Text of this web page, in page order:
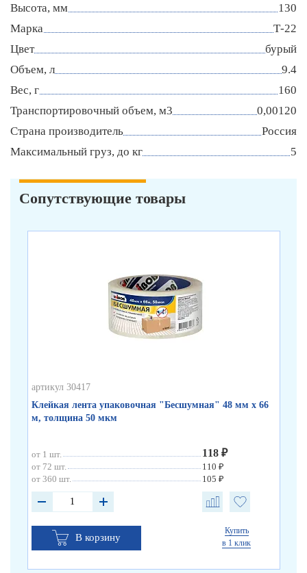
Высота, мм
130
Марка
Т-22
Цвет
бурый
Объем, л
9.4
Вес, г
160
Транспортировочный объем, м3
0,00120
Страна производитель
Россия
Максимальный груз, до кг
5
Сопутствующие товары
артикул 30417
Клейкая лента упаковочная "Бесшумная" 48 мм х 66
м, толщина 50 мкм
от 1 шт. 118 ₽
от 72 шт.
110 ₽
от 360 шт.
105 ₽
В корзину
Купить
в 1 клик